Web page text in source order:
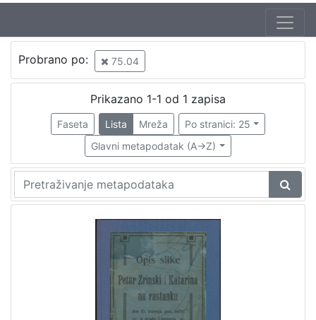
Jezik
hrvatski
Nakladnička
cjelina
Obitelji Šubić, Zrinski i Frankopan
Probrano po: 75.04
Prikazano 1-1 od 1 zapisa
Faseta Lista Mreža
Po stranici: 25
Glavni metapodatak (A->Z)